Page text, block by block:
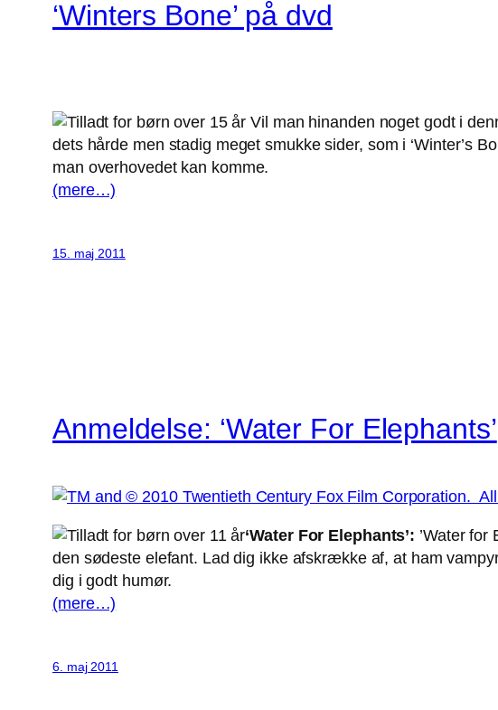
‘Winters Bone’ på dvd
Vil man hinanden noget godt i
dets hårde men stadig meget smukke sider, som i ‘Winter’s
man overhovedet kan komme.
(mere…)
15. maj 2011
Anmeldelse: ‘Water For Elephants’
‘Water For Elephants’: ’Water
den sødeste elefant. Lad dig ikke afskrække af, at ham
dig i godt humør.
(mere…)
6. maj 2011